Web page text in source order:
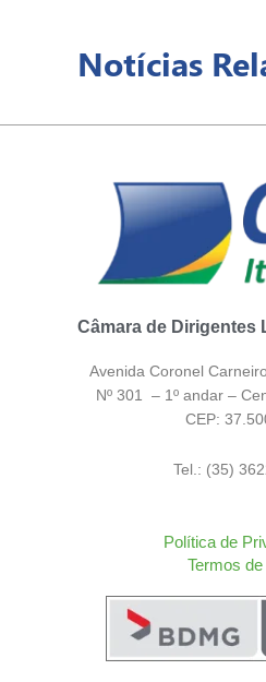
Notícias
Câmara de Dirigentes
Avenida Coronel
Nº 301 – 1º andar –
CEP:
Tel.: (35)
Política de
Termos